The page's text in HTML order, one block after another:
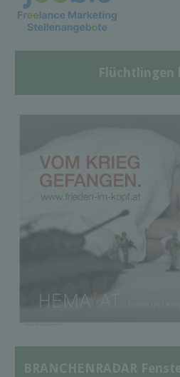
Flüchtlingen
BRANCHENRADAR